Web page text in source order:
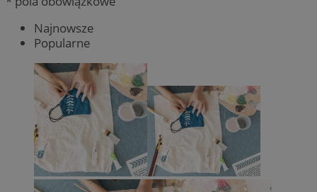
Najnowsze
Popularne